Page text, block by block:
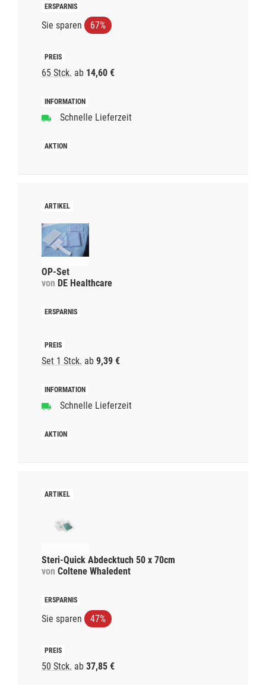
Sie sparen 67%
65 Stck. ab 14,60 €
Schnelle Lieferzeit
OP-Set
von DE Healthcare
Set 1 Stck. ab 9,39 €
Schnelle Lieferzeit
Steri-Quick Abdecktuch 50 x 70cm
von Coltene Whaledent
Sie sparen 47%
50 Stck. ab 37,85 €